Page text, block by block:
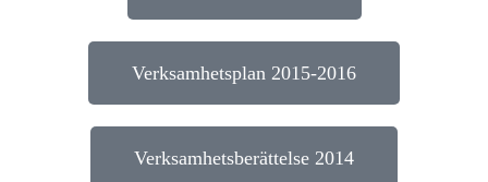
Verksamhetsplan 2015-2016
Verksamhetsberättelse 2014